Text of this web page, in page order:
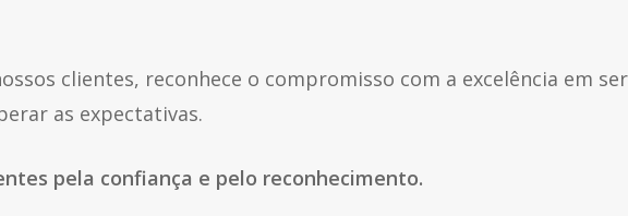
clientes, reconhece o compromisso com a excelência em
as expectativas.
pela confiança e pelo reconhecimento.